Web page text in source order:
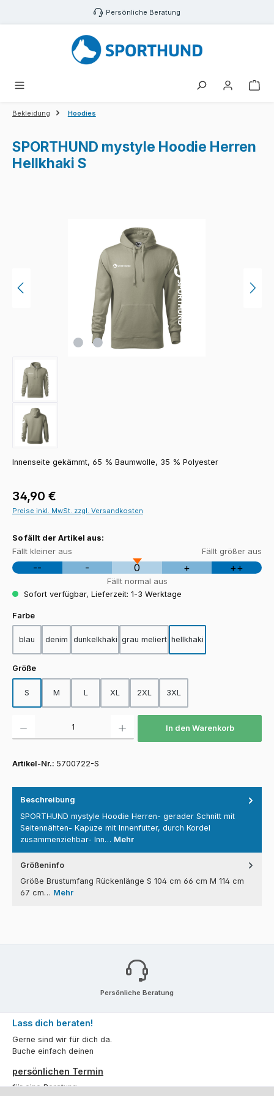
Zum Hauptinhalt springen Persönliche Beratung
Bekleidung Hoodies
SPORTHUND mystyle Hoodie Herren
Hellkhaki S
Innenseite gekämmt, 65 % Baumwolle, 35 % Polyester
Regulärer Preis:
34,90 €
Preise inkl. MwSt. zzgl. Versandkosten
So fällt der Artikel aus:
Fällt kleiner aus Fällt größer aus
-- - 0 + ++
Fällt normal aus
Sofort verfügbar, Lieferzeit: 1-3 Werktage
Farbeauswählen
blau denim dunkelkhaki grau meliert hellkhaki
Größeauswählen
S M L XL 2XL 3XL
In den Warenkorb
Artikel-Nr.: 5700722-S
Beschreibung
SPORTHUND mystyle Hoodie Herren- gerader Schnitt mit
Seitennähten- Kapuze mit Innenfutter, durch Kordel
zusammenziehbar- Inn… Mehr
Größeninfo
Größe Brustumfang Rückenlänge S 104 cm 66 cm M 114 cm
67 cm… Mehr
Persönliche Beratung
Lass dich beraten!
Gerne sind wir für dich da.
Buche einfach deinen
persönlichen Termin
für eine Beratung.